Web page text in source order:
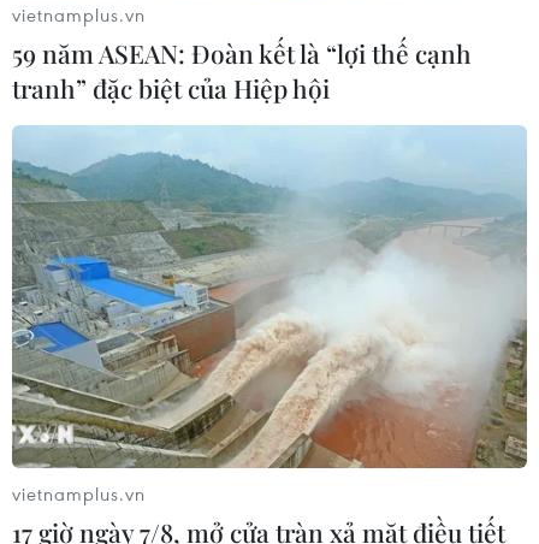
vietnamplus.vn
59 năm ASEAN: Đoàn kết là “lợi thế cạnh
tranh” đặc biệt của Hiệp hội
vietnamplus.vn
17 giờ ngày 7/8, mở cửa tràn xả mặt điều tiết